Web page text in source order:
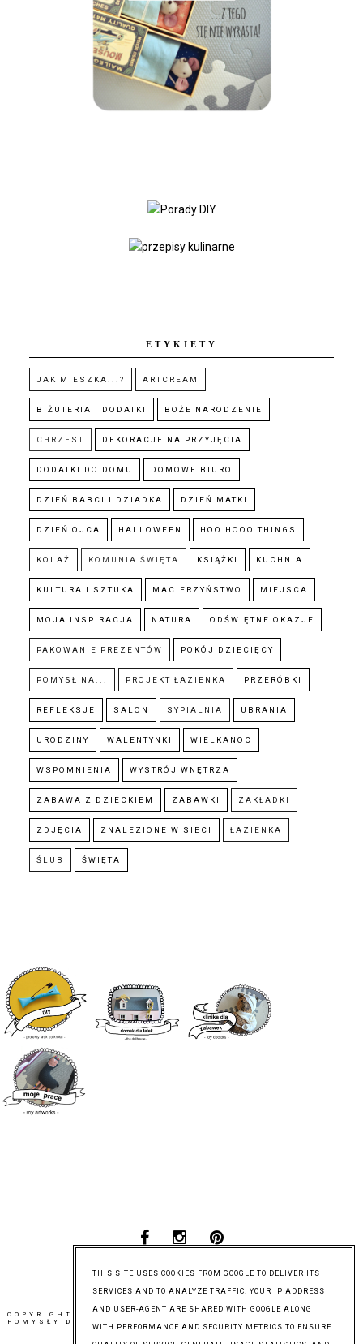
ETYKIETY
JAK MIESZKA...? ARTCREAM
BIŻUTERIA I DODATKI BOŻE NARODZENIE
CHRZEST DEKORACJE NA PRZYJĘCIA
DODATKI DO DOMU DOMOWE BIURO
DZIEŃ BABCI I DZIADKA DZIEŃ MATKI
DZIEŃ OJCA HALLOWEEN HOO HOOO THINGS
KOLAŻ KOMUNIA ŚWIĘTA KSIĄŻKI KUCHNIA
KULTURA I SZTUKA MACIERZYŃSTWO MIEJSCA
MOJA INSPIRACJA NATURA ODŚWIĘTNE OKAZJE
PAKOWANIE PREZENTÓW POKÓJ DZIECIĘCY
POMYSŁ NA... PROJEKT ŁAZIENKA PRZERÓBKI
REFLEKSJE SALON SYPIALNIA UBRANIA
URODZINY WALENTYNKI WIELKANOC
WSPOMNIENIA WYSTRÓJ WNĘTRZA
ZABAWA Z DZIECKIEM ZABAWKI ZAKŁADKI
ZDJĘCIA ZNALEZIONE W SIECI ŁAZIENKA
ŚLUB ŚWIĘTA
COPYRIGHT © 2017
POMYSŁY DLA DOMU I RODZINY
THIS SITE USES COOKIES FROM GOOGLE TO DELIVER ITS
SERVICES AND TO ANALYZE TRAFFIC. YOUR IP ADDRESS
AND USER-AGENT ARE SHARED WITH GOOGLE ALONG
WITH PERFORMANCE AND SECURITY METRICS TO ENSURE